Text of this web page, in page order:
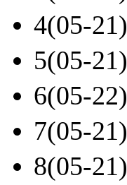
4(05-21)
5(05-21)
6(05-22)
7(05-21)
8(05-21)